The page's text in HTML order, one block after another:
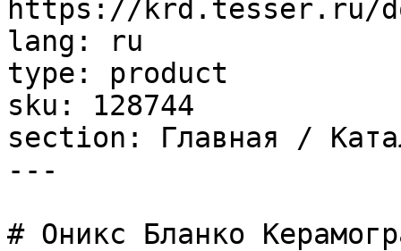
https://krd.tesser.ru/
lang: ru
type: product
sku: 128744
section: Главная /
---
# Оникс Бланко